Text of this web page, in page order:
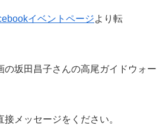
イベントページより転
の坂田昌子さんの高尾ガイドウォー
メッセージをください。